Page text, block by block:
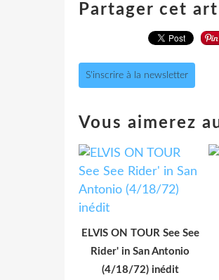
Partager cet
S'inscrire à la newsletter
Vous aimerez
ELVIS ON TOUR See See
Rider' in San Antonio
(4/18/72) inédit